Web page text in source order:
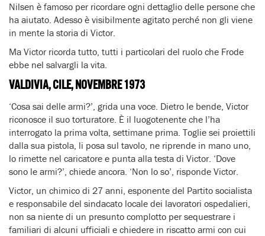
Nilsen è famoso per ricordare ogni dettaglio delle persone che
ha aiutato. Adesso è visibilmente agitato perché non gli viene
in mente la storia di Victor.
Ma Victor ricorda tutto, tutti i particolari del ruolo che Frode
ebbe nel salvargli la vita.
VALDIVIA, CILE, NOVEMBRE 1973
‘Cosa sai delle armi?’, grida una voce. Dietro le bende, Victor
riconosce il suo torturatore. È il luogotenente che l’ha
interrogato la prima volta, settimane prima. Toglie sei proiettili
dalla sua pistola, li posa sul tavolo, ne riprende in mano uno,
lo rimette nel caricatore e punta alla testa di Victor. ‘Dove
sono le armi?’, chiede ancora. ‘Non lo so’, risponde Victor.
Victor, un chimico di 27 anni, esponente del Partito socialista
e responsabile del sindacato locale dei lavoratori ospedalieri,
non sa niente di un presunto complotto per sequestrare i
familiari di alcuni ufficiali e chiedere in riscatto armi con cui